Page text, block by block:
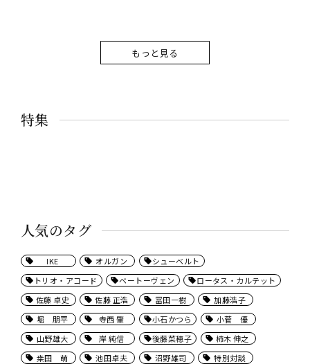
もっと見る
人気のタグ
IKE オルガン
シューベルト
トリオ・アコード
ベートーヴェン
ロータス・カルテット
佐藤 卓史
佐藤 正浩 冨田一樹
加藤浩子
堀 朋平
寺西 肇 小石かつら
小菅 優
山野雄大
岸 純信 後藤菜穂子
柿木 伸之
桒田 萌
池田卓夫 沼野雄司
特別対談
特集